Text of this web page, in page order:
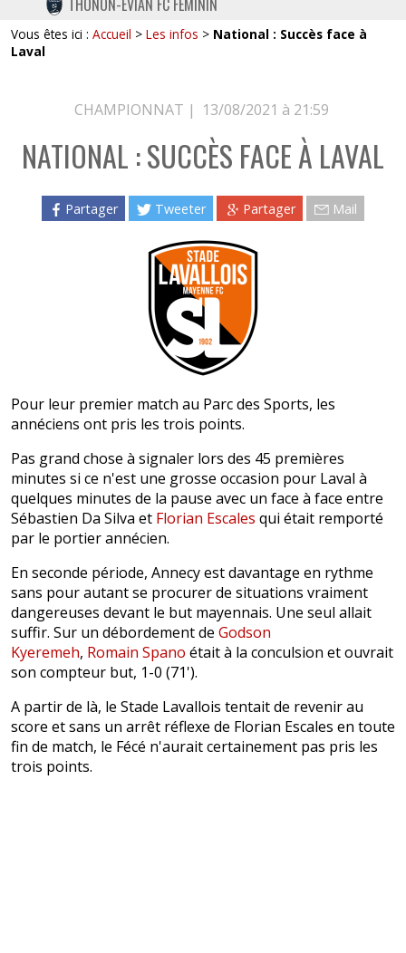
TWITTER
INSTAGRAM
THONON-EVIAN FC FÉMININ
Vous êtes ici : Accueil > Les infos > National : Succès face à
Laval
CHAMPIONNAT | 13/08/2021 à 21:59
NATIONAL : SUCCÈS FACE À LAVAL
Partager Tweeter Partager Mail
Pour leur premier match au Parc des Sports, les
annéciens ont pris les trois points.
Pas grand chose à signaler lors des 45 premières
minutes si ce n'est une grosse occasion pour Laval à
quelques minutes de la pause avec un face à face entre
Sébastien Da Silva et Florian Escales qui était remporté
par le portier annécien.
En seconde période, Annecy est davantage en rythme
sans pour autant se procurer de situations vraiment
dangereuses devant le but mayennais. Une seul allait
suffir. Sur un débordement de Godson
Kyeremeh, Romain Spano était à la conculsion et ouvrait
son compteur but, 1-0 (71').
A partir de là, le Stade Lavallois tentait de revenir au
score et sans un arrêt réflexe de Florian Escales en toute
fin de match, le Fécé n'aurait certainement pas pris les
trois points.